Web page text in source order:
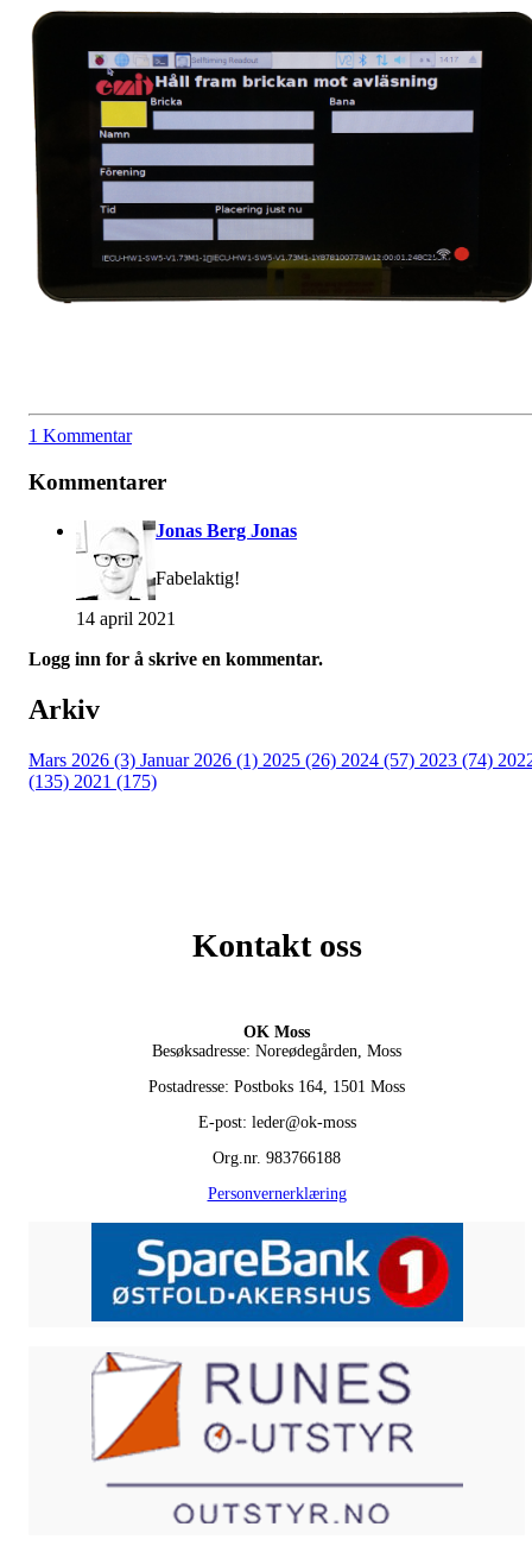
1 Kommentar
Kommentarer
Jonas Berg Jonas
Fabelaktig!
14 april 2021
Logg inn for å skrive en kommentar.
Arkiv
Mars 2026 (3) Januar 2026 (1) 2025 (26) 2024 (57) 2023 (74)
(135) 2021 (175)
Kontakt oss
OK Moss
Besøksadresse: Noreødegården, Moss
Postadresse: Postboks 164, 1501 Moss
E-post: leder@ok-moss
Org.nr. 983766188
Personvernerklæring